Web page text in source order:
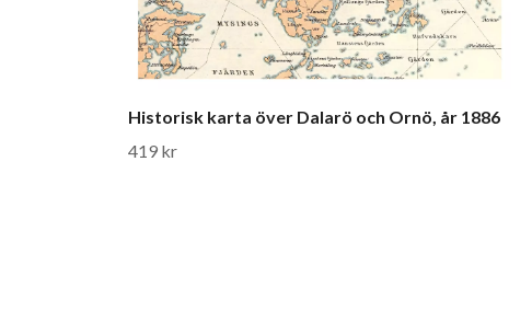
Historisk karta över Dalarö och Ornö, år 1886
419 kr